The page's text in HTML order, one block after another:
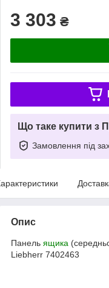
3 303 ₴
Що таке купити з
Замовлення під
Опис
Панель ящика
Liebherr 7402463